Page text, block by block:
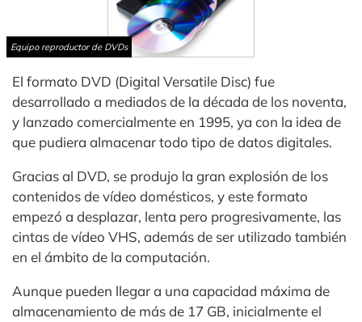
Equipo reproductor de DVDs
El formato DVD (Digital Versatile Disc) fue
desarrollado a mediados de la década de los noventa,
y lanzado comercialmente en 1995, ya con la idea de
que pudiera almacenar todo tipo de datos digitales.
Gracias al DVD, se produjo la gran explosión de los
contenidos de vídeo domésticos, y este formato
empezó a desplazar, lenta pero progresivamente, las
cintas de vídeo VHS, además de ser utilizado también
en el ámbito de la computación.
Aunque pueden llegar a una capacidad máxima de
almacenamiento de más de 17 GB, inicialmente el